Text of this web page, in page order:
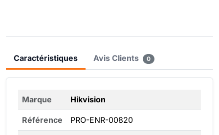
Caractéristiques Avis Clients 0
Marque Hikvision
Référence PRO-ENR-00820